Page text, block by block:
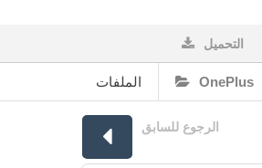
التحميل
الملفات OnePlus
الرجوع للسابق